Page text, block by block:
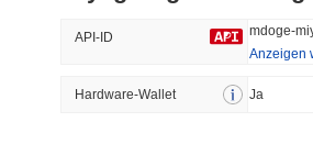
39.5%
Trendend
API-ID
Anzeigen
Hardware-Wallet Ja